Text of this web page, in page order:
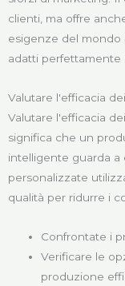
clienti, ma offre
esigenze del mondo
adatti perfettamente
Valutare l'efficacia
Valutare l'efficacia
significa che un
intelligente guarda
personalizzate
qualità per ridurre i
Confrontate i
Verificare le
produzione